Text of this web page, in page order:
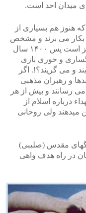
میدان احد است.
هنوز هم بسیاری از
بکار می برند و مشخص
نیست که اگر بهشت اینقدر لذیذ و دل انگیز است پس ۱۴۰۰ سال
و حوری بازی
و می گریند؟!. اگر
و رهبران مذهبی
رسانند و بیش از هر
درباره اسلام از
میدهند ولی روحانی
مقدس (صلیبی)
در راه هدف واهی